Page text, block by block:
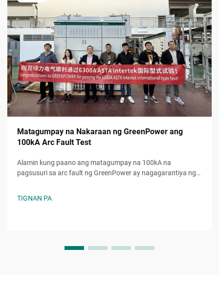
Matagumpay na Nakaraan ng GreenPower ang
100kA Arc Fault Test
Alamin kung paano ang matagumpay na 100kA na
pagsusuri sa arc fault ng GreenPower ay nagagarantiya ng
TIGNAN PA